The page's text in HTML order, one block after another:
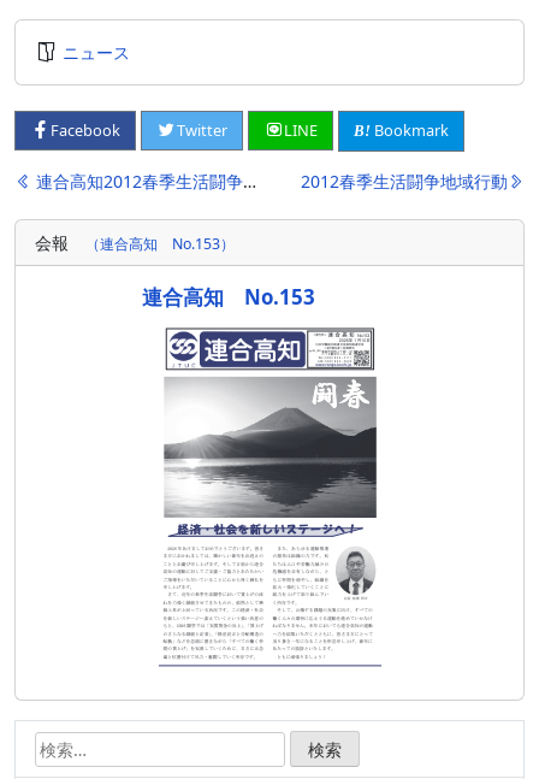
ニュース
Facebook Twitter LINE Bookmark
投
稿
ナ
連合高知2012春季生活闘争の取り組み 2012春季生活闘争地域行動
会報 （連合高知 No.153）
連合高知 No.153
検
索: